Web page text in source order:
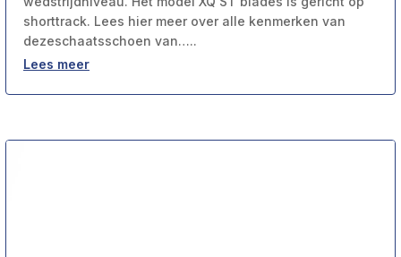
shorttrack. Lees hier meer over alle kenmerken van
dezeschaatsschoen van…..
Lees meer